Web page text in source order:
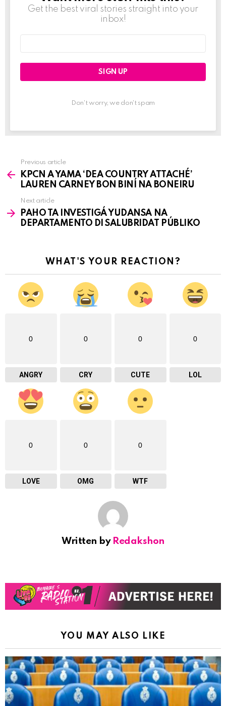
Get the best viral stories straight into your
inbox!
Don't worry, we don't spam
more
Previous article
KPCN A YAMA ‘DEA COUNTRY ATTACHÉ’
LAUREN CARNEY BON BINÍ NA BONEIRU
Next article
PAHO TA INVESTIGÁ YUDANSA NA
DEPARTAMENTO DI SALUBRIDAT PÚBLIKO
WHAT'S YOUR REACTION?
0
ANGRY
0
CRY
0
CUTE
0
LOL
0
LOVE
0
OMG
0
WTF
Written by Redakshon
YOU MAY ALSO LIKE